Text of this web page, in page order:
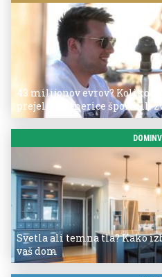
43 milijonov evrov? Koliko
prejele partnerice športnih
Svetla ali temna tla? Kako
vaš dom